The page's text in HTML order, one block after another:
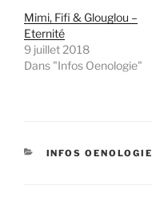
Mimi, Fifi & Glouglou –
Eternité
9 juillet 2018
Dans "Infos Oenologie"
CATÉGORIES
INFOS OENOLOGIE